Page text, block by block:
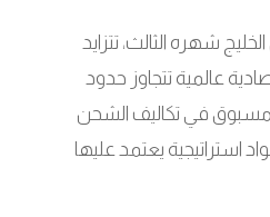
شهره الثالث، تتزايد
عالمية تتجاوز حدود
مسبوق في تكاليف الشحن
استراتيجية يعتمد عليها